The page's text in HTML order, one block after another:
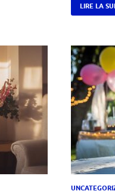
LIRE LA